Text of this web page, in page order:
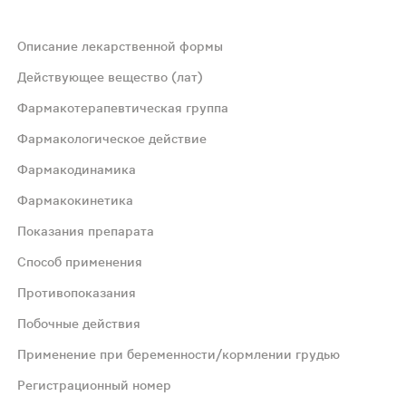
разрезе таблеток видно ядро белого или
протекторным, ноотропным,
в органах и тканях. Среднее время
субкомпенсации в качестве
Описание лекарственной формы
Действующее вещество (лат)
Фармакотерапевтическая группа
Фармакологическое действие
Фармакодинамика
Фармакокинетика
Показания препарата
Способ применения
Противопоказания
Побочные действия
Применение при беременности/кормлении грудью
Регистрационный номер